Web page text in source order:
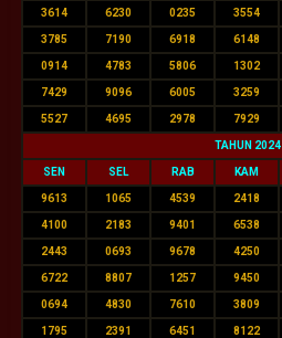
3614 6230 0235 3554
3785 7190 6918 6148
0914 4783 5806 1302
7429 9096 6005 3259
5527 4695 2978 7929
TAHUN 2024
SEN SEL RAB KAM
9613 1065 4539 2418
4100 2183 9401 6538
2443 0693 9678 4250
6722 8807 1257 9450
0694 4830 7610 3809
1795 2391 6451 8122